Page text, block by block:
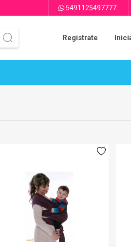
5491125497777
Registrate